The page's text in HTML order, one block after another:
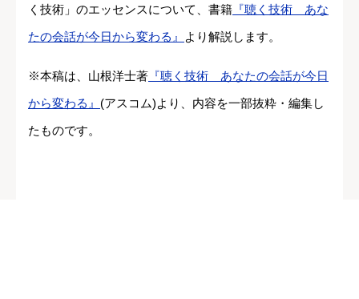
く技術」のエッセンスについて、書籍 『聴く技術 あな
たの会話が今日から変わる』
より解説します。
※本稿は、山根洋士著 『聴く技術 あなたの会話が今日
から変わる』 (アスコム)より、内容を一部抜粋・編集し
たものです。